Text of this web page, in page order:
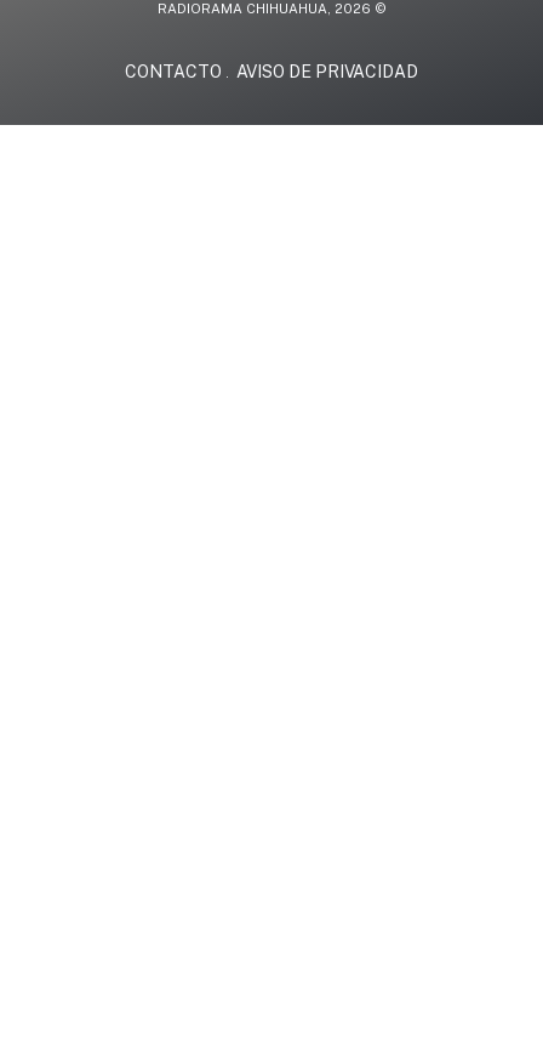
RADIORAMA CHIHUAHUA, 2026 ©
CONTACTO . AVISO DE PRIVACIDAD